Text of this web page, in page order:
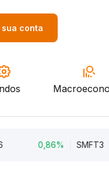
sua conta
0,86% SMFT3